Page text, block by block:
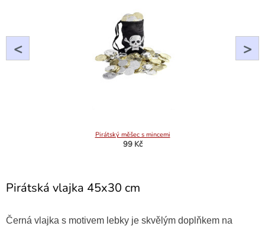
<
Pirátský měšec s mincemi
99 Kč
>
Pirátská vlajka 45x30 cm
Černá vlajka s motivem lebky je skvělým doplňkem na